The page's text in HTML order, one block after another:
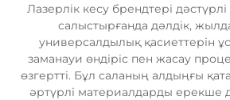
Лазерлік кесу брендтері
салыстырғанда дәлдік,
универсалдылық қасиеттерін
заманауи өндіріс пен жасау
өзгертті. Бұл саланың алдыңғы
әртүрлі материалдарды ерекше